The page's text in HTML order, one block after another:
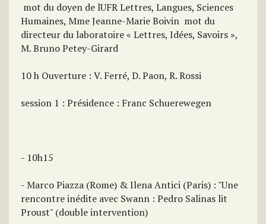
 mot du doyen de lUFR Lettres, Langues, Sciences
Humaines, Mme Jeanne-Marie Boivin  mot du
directeur du laboratoire « Lettres, Idées, Savoirs »,
M. Bruno Petey-Girard
10 h Ouverture : V. Ferré, D. Paon, R. Rossi
session 1 : Présidence : Franc Schuerewegen
- 10h15
- Marco Piazza (Rome) & Ilena Antici (Paris) : "Une
rencontre inédite avec Swann : Pedro Salinas lit
Proust" (double intervention)